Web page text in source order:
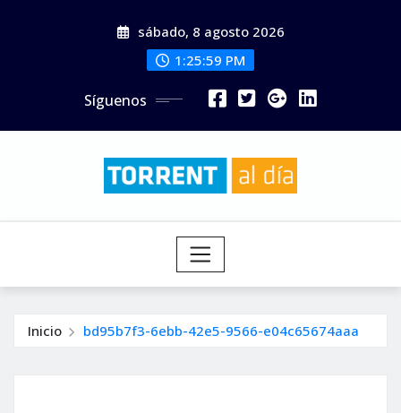
sábado, 8 agosto 2026
1:26:01 PM
Síguenos
Inicio bd95b7f3-6ebb-42e5-9566-e04c65674aaa